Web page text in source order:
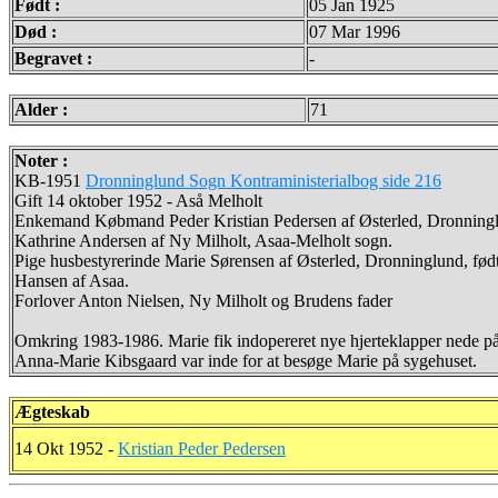
Født :
05 Jan 1925
Død :
07 Mar 1996
Begravet :
-
Alder : 71
Noter :
KB-1951 Dronninglund Sogn Kontraministerialbog side 216
Gift 14 oktober 1952 - Aså Melholt
Enkemand Købmand Peder Kristian Pedersen af Østerled,
Kathrine Andersen af Ny Milholt, Asaa-Melholt sogn.
Pige husbestyrerinde Marie Sørensen af Østerled, Dronninglund,
Hansen af Asaa.
Forlover Anton Nielsen, Ny Milholt og Brudens fader
Omkring 1983-1986. Marie fik indopereret nye hjerteklapper nede
Anna-Marie Kibsgaard var inde for at besøge Marie på sygehuset.
Ægteskab
14 Okt 1952 - Kristian Peder Pedersen